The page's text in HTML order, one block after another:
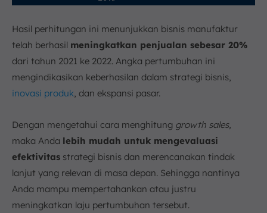
Hasil perhitungan ini menunjukkan bisnis manufaktur
telah berhasil meningkatkan penjualan sebesar 20%
dari tahun 2021 ke 2022. Angka pertumbuhan ini
mengindikasikan keberhasilan dalam strategi bisnis,
inovasi produk, dan ekspansi pasar.
Dengan mengetahui cara menghitung growth sales,
maka Anda lebih mudah untuk mengevaluasi
efektivitas strategi bisnis dan merencanakan tindak
lanjut yang relevan di masa depan. Sehingga nantinya
Anda mampu mempertahankan atau justru
meningkatkan laju pertumbuhan tersebut.